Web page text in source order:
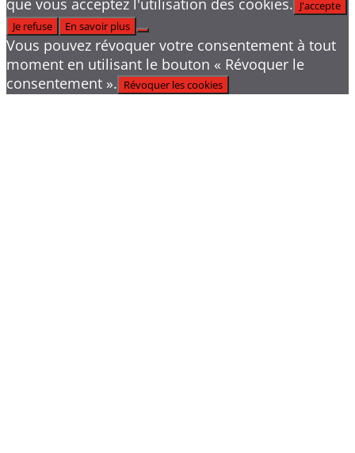
que vous acceptez l'utilisation des cookies. J'accepte
Je refuse
En savoir plus
Vous pouvez révoquer votre consentement à tout
moment en utilisant le bouton « Révoquer le
consentement ». Révoquer les cookies